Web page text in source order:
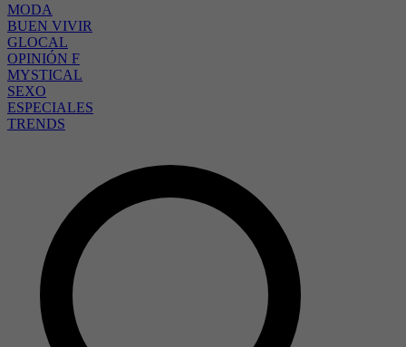
MODA
BUEN VIVIR
GLOCAL
OPINIÓN F
MYSTICAL
SEXO
ESPECIALES
TRENDS